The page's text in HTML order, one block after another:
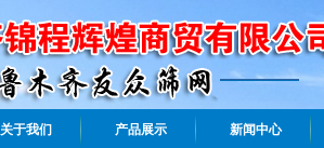
关于我们 产品展示 新闻中心